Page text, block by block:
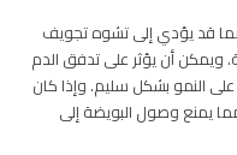
مما قد يؤدي إلى تشوه تجويف
ويمكن أن يؤثر على تدفق الدم
النمو بشكل سليم. وإذا كان
يمنع وصول البويضة إلى